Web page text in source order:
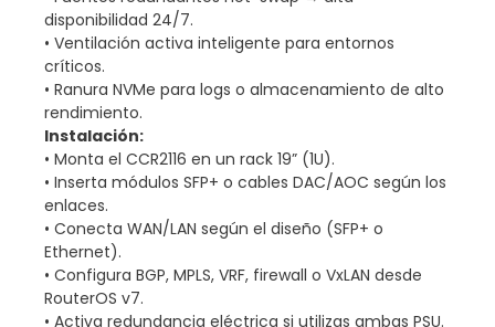
disponibilidad 24/7.
• Ventilación activa inteligente para entornos
críticos.
• Ranura NVMe para logs o almacenamiento de alto
rendimiento.
Instalación:
• Monta el CCR2116 en un rack 19” (1U).
• Inserta módulos SFP+ o cables DAC/AOC según los
enlaces.
• Conecta WAN/LAN según el diseño (SFP+ o
Ethernet).
• Configura BGP, MPLS, VRF, firewall o VxLAN desde
RouterOS v7.
• Activa redundancia eléctrica si utilizas ambas PSU.